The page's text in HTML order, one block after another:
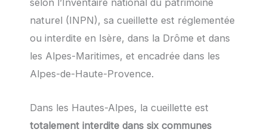
selon l’Inventaire national du patrimoine
naturel (INPN), sa cueillette est réglementée
ou interdite en Isère, dans la Drôme et dans
les Alpes-Maritimes, et encadrée dans les
Alpes-de-Haute-Provence.
Dans les Hautes-Alpes, la cueillette est
totalement interdite dans six communes